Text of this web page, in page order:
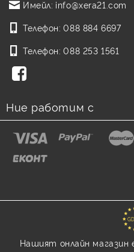
Имейл: info@xera21.com
Телефон: 088 884 6697
Телефон: 088 253 1561
Ние работим с
Нашият онлайн магазин